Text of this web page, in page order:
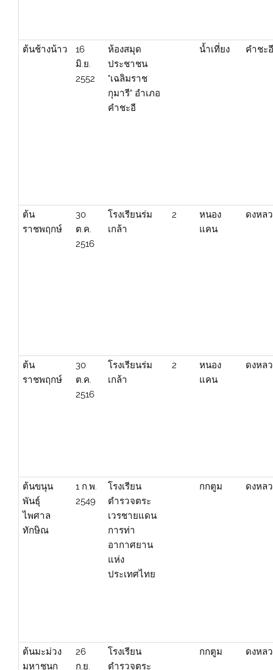
ต้นช้างน้าว
16
มิ.ย.
2552
ห้องสมุด
ประชาชน
"เฉลิมราช
กุมารี" อำเภอ
คำชะอี
น้ำเที่ยง คำชะ
ต้น
ราชพฤกษ์
30
ต.ค.
2516
โรงเรียนร่ม
เกล้า
2
หนอง
แคน
ดงหล
ต้น
ราชพฤกษ์
30
ต.ค.
2516
โรงเรียนร่ม
เกล้า
2
หนอง
แคน
ดงหล
ต้นขนุน
พันธุ์
ไพศาล
ทักษิณ
1 ก.พ.
2549
โรงเรียน
ตำรวจตระ
เวรชายแดน
การท่า
อากาศยาน
แห่ง
ประเทศไทย
กกตูม ดงหล
ต้นมะม่วง
มหาชนก
26
ก.ย.
โรงเรียน
ตำรวจตระ
กกตูม ดงหล